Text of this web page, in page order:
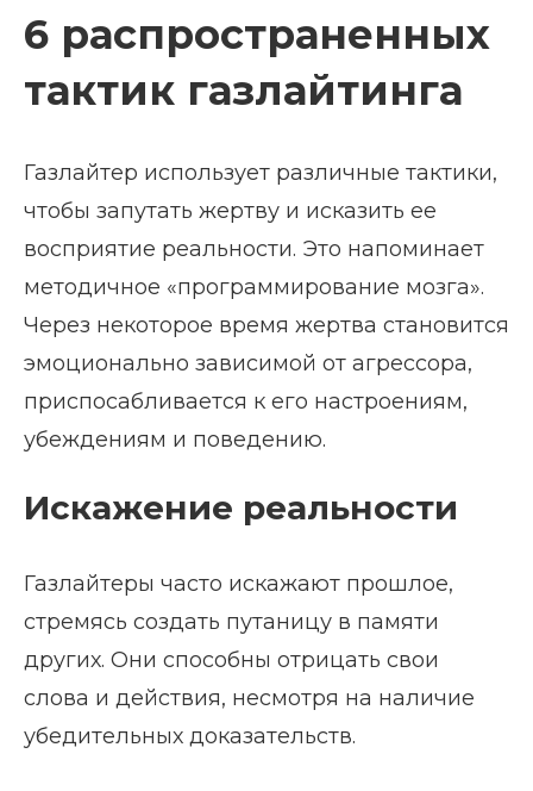
6 распространенных
тактик газлайтинга
Газлайтер использует различные тактики,
чтобы запутать жертву и исказить ее
восприятие реальности. Это напоминает
методичное «программирование мозга».
Через некоторое время жертва становится
эмоционально зависимой от агрессора,
приспосабливается к его настроениям,
убеждениям и поведению.
Искажение реальности
Газлайтеры часто искажают прошлое,
стремясь создать путаницу в памяти
других. Они способны отрицать свои
слова и действия, несмотря на наличие
убедительных доказательств.